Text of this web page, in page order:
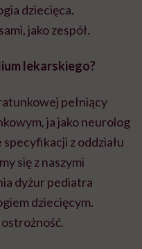
dziecięca.
jako zespół.
lekarskiego?
pełniący
ja jako neurolog
z oddziału
się z naszymi
dyżur pediatra
dziecięcym.